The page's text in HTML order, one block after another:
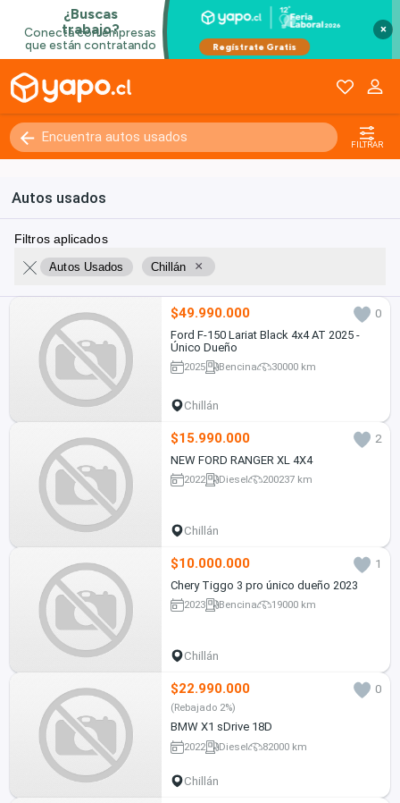
×
FILTRAR
Autos usados
Filtros aplicados
Autos Usados Chillán ×
$49.990.000
0
Ford F-150 Lariat Black 4x4 AT 2025 -
Único Dueño
2025 Bencina 30000 km
Chillán
$15.990.000
2
NEW FORD RANGER XL 4X4
2022 Diesel 200237 km
Chillán
$10.000.000
1
Chery Tiggo 3 pro único dueño 2023
2023 Bencina 19000 km
Chillán
$22.990.000 0
(Rebajado 2%)
BMW X1 sDrive 18D
2022 Diesel 82000 km
Chillán